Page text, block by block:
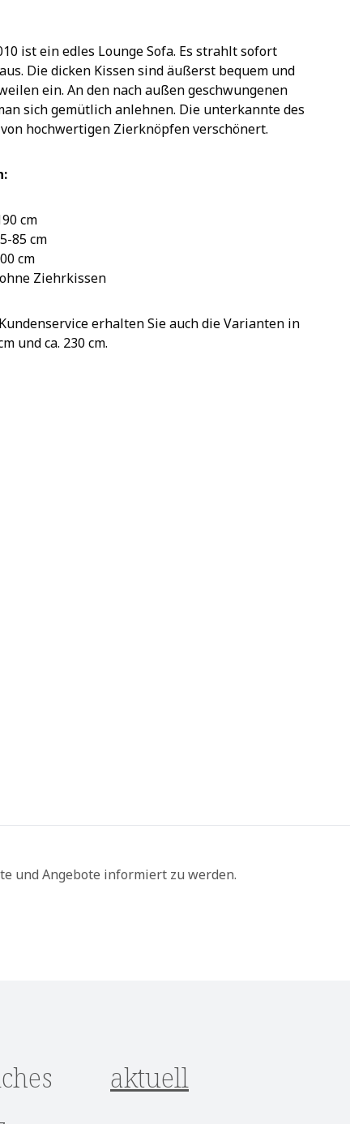
ist ein edles Lounge Sofa. Es strahlt sofort
Die dicken Kissen sind äußerst bequem und
ein. An den nach außen geschwungenen
sich gemütlich anlehnen. Die unterkannte des
hochwertigen Zierknöpfen verschönert.
cm
85 cm
cm
Ziehrkissen
erhalten Sie auch die Varianten in
und ca. 230 cm.
und Angebote informiert zu werden.
aktuell